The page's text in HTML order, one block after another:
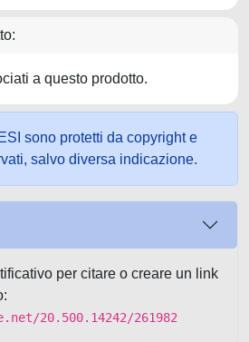
a questo prodotto.
sono protetti da copyright e
salvo diversa indicazione.
per citare o creare un link
20.500.14242/261982